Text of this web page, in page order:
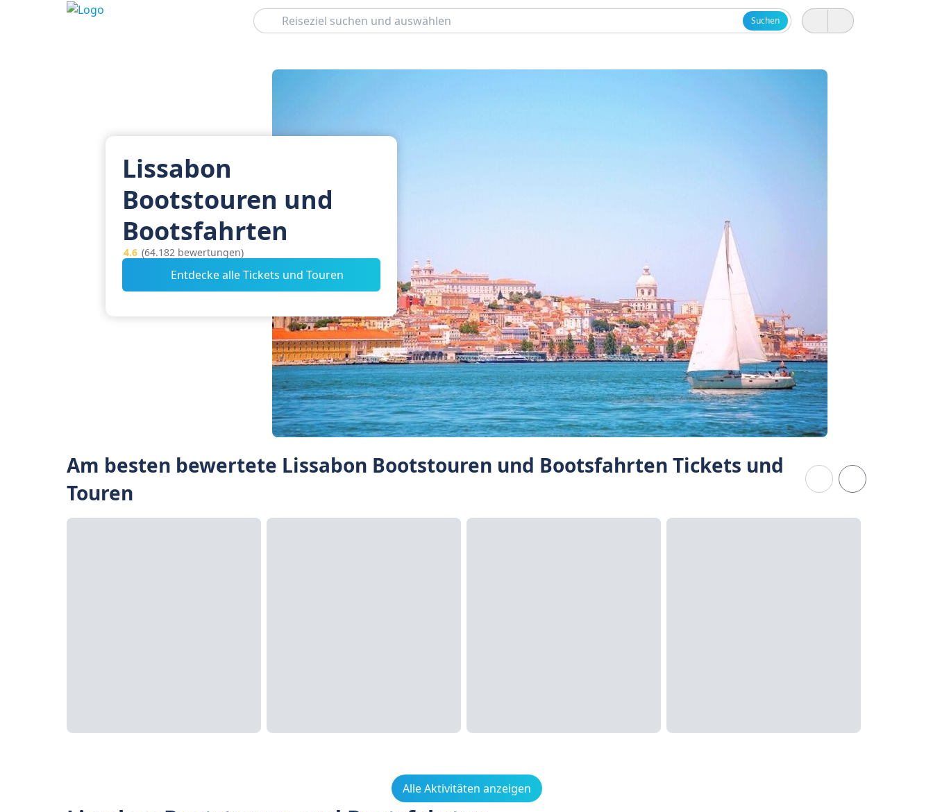
Suchen
Suchen
Lissabon
Bootstouren und
Bootsfahrten
4.6 (64.182 bewertungen)
Entdecke alle Tickets und Touren
Am besten bewertete Lissabon Bootstouren und Bootsfahrten Tickets und
Touren
Alle Aktivitäten anzeigen